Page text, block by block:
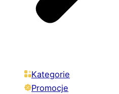
Kategorie
Promocje